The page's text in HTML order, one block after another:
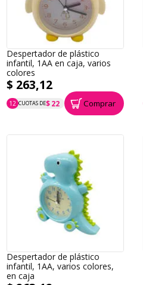
Despertador de plástico
infantil, 1AA en caja, varios
colores
$ 263,12
12 CUOTAS DE$ 22
P.T.F. $ 263 Comprar
Despertador de plástico
infantil, 1AA, varios colores,
en caja